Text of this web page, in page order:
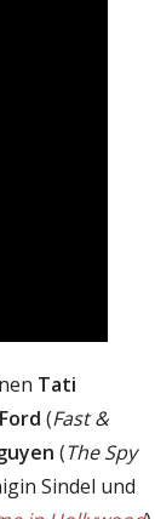
Tati
(Fast &
(The Spy
Sindel und